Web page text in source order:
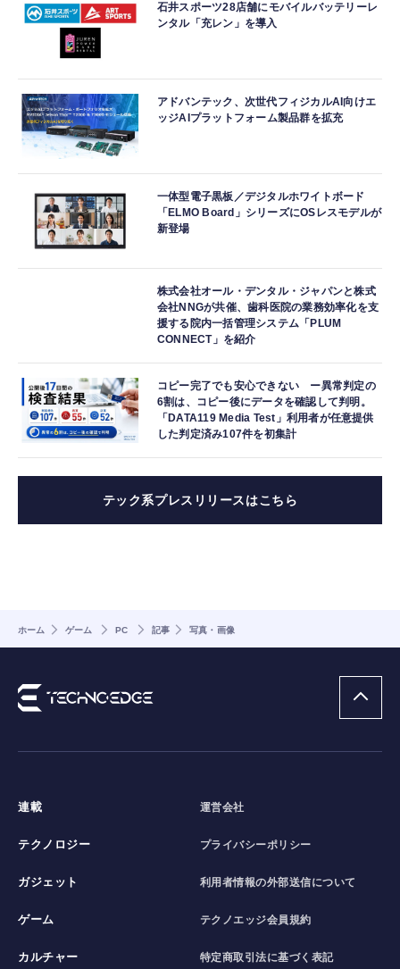
石井スポーツ28店舗にモバイルバッテリーレ
ンタル「充レン」を導入
アドバンテック、次世代フィジカルAI向けエ
ッジAIプラットフォーム製品群を拡充
一体型電子黒板／デジタルホワイトボード
「ELMO Board」シリーズにOSレスモデルが
新登場
株式会社オール・デンタル・ジャパンと株式
会社NNGが共催、歯科医院の業務効率化を支
援する院内一括管理システム「PLUM
CONNECT」を紹介
コピー完了でも安心できない ー異常判定の
6割は、コピー後にデータを確認して判明。
「DATA119 Media Test」利用者が任意提供
した判定済み107件を初集計
テック系プレスリリースはこちら
ホーム ゲーム PC 記事 写真・画像
連載
テクノロジー
ガジェット
ゲーム
カルチャー
運営会社
プライバシーポリシー
利用者情報の外部送信について
テクノエッジ会員規約
特定商取引法に基づく表記